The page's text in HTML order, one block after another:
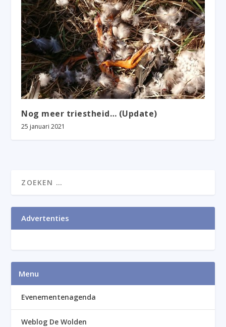
Nog meer triestheid… (Update)
25 januari 2021
Advertenties
Menu
Evenementenagenda
Weblog De Wolden